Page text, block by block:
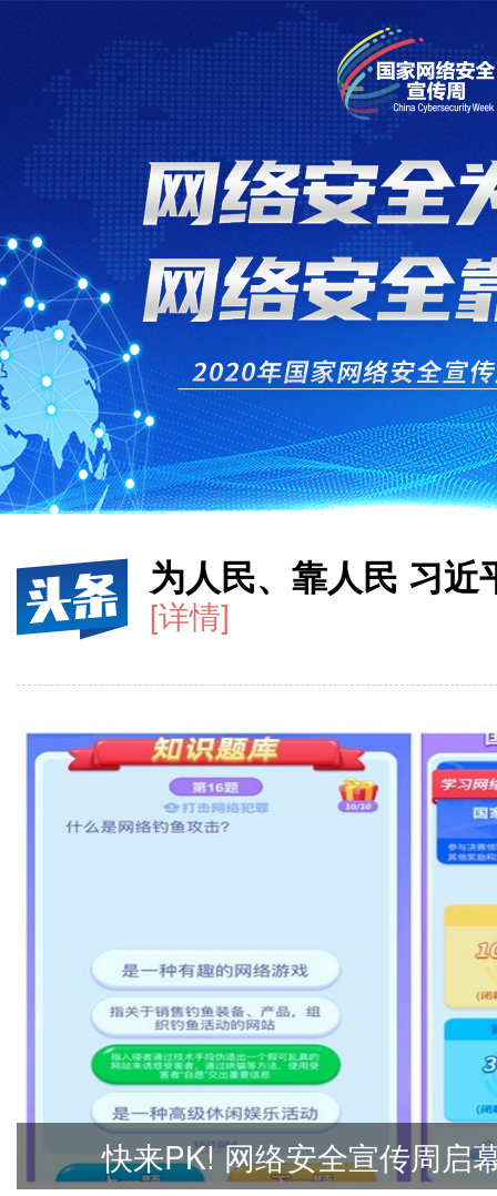
为人民、靠人民 习
[详情]
2020网络安全宣传周主